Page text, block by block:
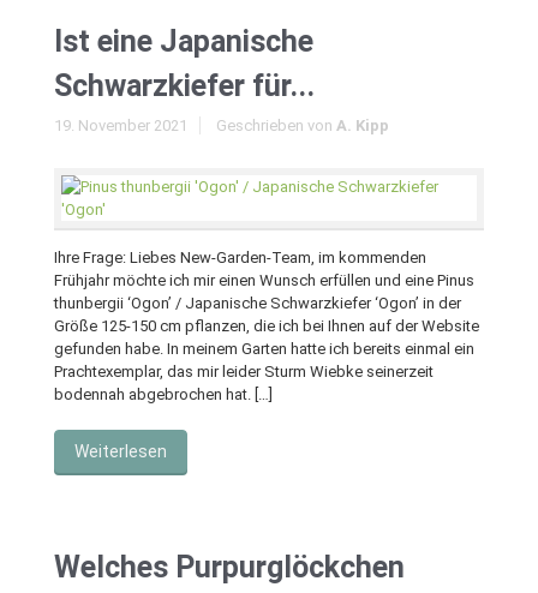
Ist eine Japanische
Schwarzkiefer für...
19. November 2021 Geschrieben von A. Kipp
Ihre Frage: Liebes New-Garden-Team, im kommenden
Frühjahr möchte ich mir einen Wunsch erfüllen und eine Pinus
thunbergii ‘Ogon’ / Japanische Schwarzkiefer ‘Ogon’ in der
Größe 125-150 cm pflanzen, die ich bei Ihnen auf der Website
gefunden habe. In meinem Garten hatte ich bereits einmal ein
Prachtexemplar, das mir leider Sturm Wiebke seinerzeit
bodennah abgebrochen hat. […]
Weiterlesen
Welches Purpurglöckchen